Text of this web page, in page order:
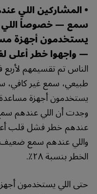
• المشاركين اللي
سمع — خصوصاً اللي
يستخدمون أجهزة
— واجهوا خطر
الناس تم تقسيمهم
طبيعي، سمع غير
يستخدمون أجهزة
وجدت أن اللي عندهم
واللي عندهم سمع
الخطر بنسبة ٢٨٪.
حتى اللي يستخدمون